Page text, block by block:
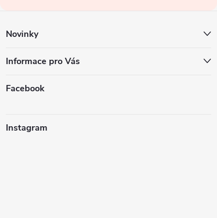
í
Novinky
Informace pro Vás
Facebook
Instagram